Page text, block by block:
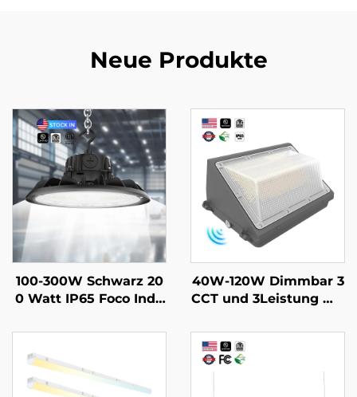
Neue Produkte
100-300W Schwarz 20
0 Watt IP65 Foco Indu
bayanbaulampe Lager
halle Highbay Ufo Lam
pe High Bay LED für Fi
tnessstudio Garage
40W-120W Dimmbar 3
CCT und 3Leistung Wa
bare Slim Straßen Wan
dlampe LED Wandpac
k Leuchte Mit Bewegu